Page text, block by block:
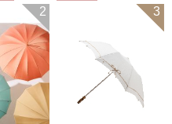
2 3